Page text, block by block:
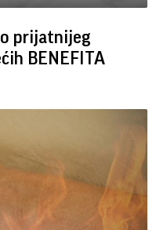
prijatnijeg
BENEFITA